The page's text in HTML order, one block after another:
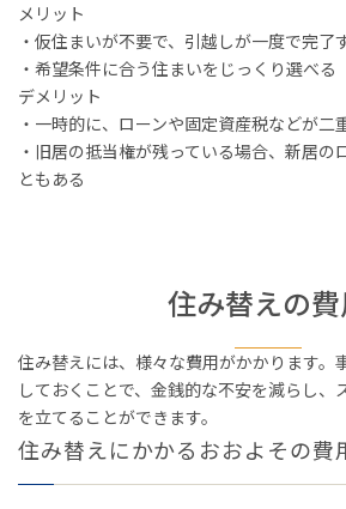
メリット
・仮住まいが不要で、引越しが一度で完了
・希望条件に合う住まいをじっくり選べる
デメリット
・一時的に、ローンや固定資産税などが二
・旧居の抵当権が残っている場合、新居の
ともある
住み替えの費
住み替えには、様々な費用がかかります。
しておくことで、金銭的な不安を減らし、
を立てることができます。
住み替えにかかるおおよその費